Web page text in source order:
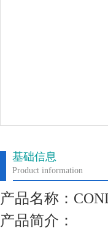
基础信息
Product information
产品名称：
产品简介：